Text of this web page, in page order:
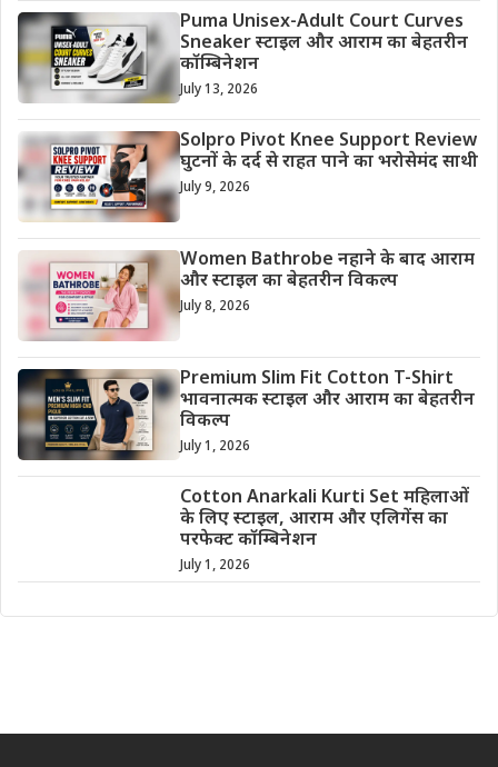
Puma Unisex-Adult Court Curves
Sneaker स्टाइल और आराम का बेहतरीन
कॉम्बिनेशन
July 13, 2026
Solpro Pivot Knee Support Review
घुटनों के दर्द से राहत पाने का भरोसेमंद साथी
July 9, 2026
Women Bathrobe नहाने के बाद आराम
और स्टाइल का बेहतरीन विकल्प
July 8, 2026
Premium Slim Fit Cotton T-Shirt
भावनात्मक स्टाइल और आराम का बेहतरीन
विकल्प
July 1, 2026
Cotton Anarkali Kurti Set महिलाओं
के लिए स्टाइल, आराम और एलिगेंस का
परफेक्ट कॉम्बिनेशन
July 1, 2026